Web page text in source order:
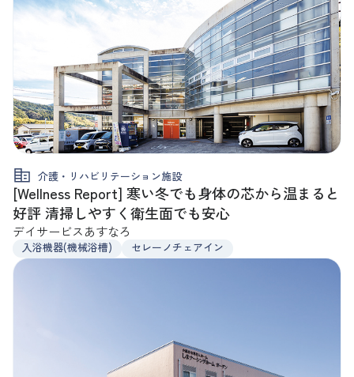
介護・リハビリテーション施設
[Wellness Report] 寒い冬でも身体の芯から温まると
好評 清掃しやすく衛生面でも安心
デイサービスあすなろ
入浴機器(機械浴槽) セレーノチェアイン